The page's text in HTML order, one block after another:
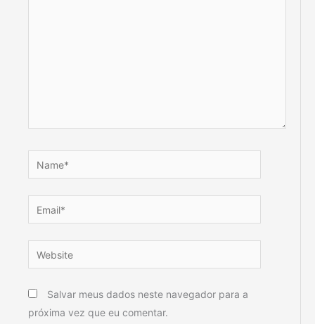
Email*
Website
Salvar meus dados neste navegador para a
próxima vez que eu comentar.